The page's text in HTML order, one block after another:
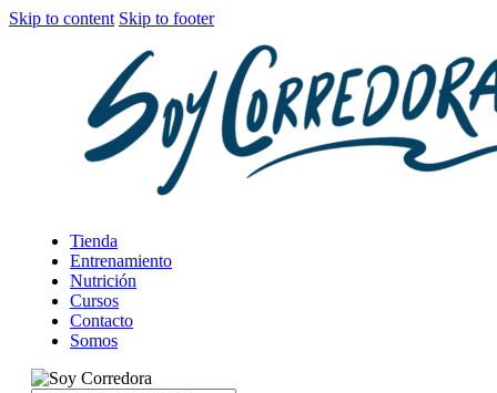
Skip to content Skip to footer
Tienda
Entrenamiento
Nutrición
Cursos
Contacto
Somos